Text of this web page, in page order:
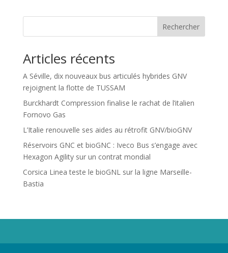
Rechercher
Articles récents
A Séville, dix nouveaux bus articulés hybrides GNV
rejoignent la flotte de TUSSAM
Burckhardt Compression finalise le rachat de l’italien
Fornovo Gas
L’Italie renouvelle ses aides au rétrofit GNV/bioGNV
Réservoirs GNC et bioGNC : Iveco Bus s’engage avec
Hexagon Agility sur un contrat mondial
Corsica Linea teste le bioGNL sur la ligne Marseille-
Bastia
Propriété de Territoire d'Energie Lot-et-Garonne. Voir